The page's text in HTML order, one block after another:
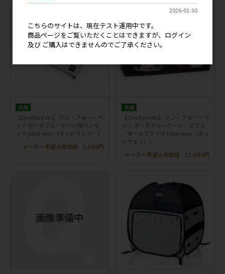
犬用
【One for pets】 ワン・フォー・ペ
ッツ ポータブル・ケージ用ハンモ
ック [dad-way（ダッドウェイ）]
メーカー希望小売価格
2,500円
犬用
【One for pets】 ワン・フォー・ペ
ッツ ポータブル・ケージ／ダブル
／オールブラック [dad-way（ダッ
ドウェイ）]
メーカー希望小売価格
27,000円
2026-01-30
こちらのサイトは、現在テスト運用中です。
商品ページをご覧いただくことはできますが、ログイン
及び ご購入はできませんのでご了承ください。